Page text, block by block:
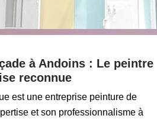
à Andoins : Le peintre
reconnue
est une entreprise peinture de
et son professionnalisme à